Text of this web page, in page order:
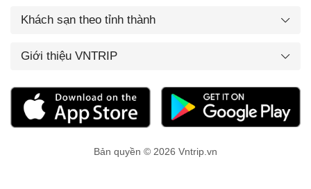
Khách sạn theo tỉnh thành
Giới thiệu VNTRIP
Bản quyền © 2026 Vntrip.vn